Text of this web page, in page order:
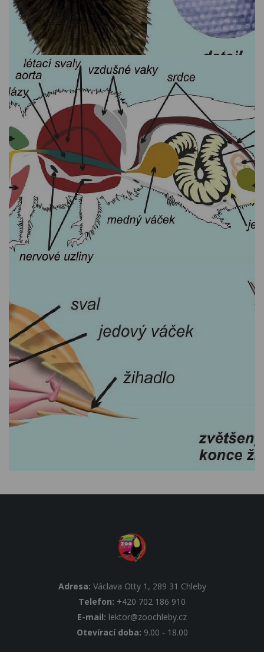
Adresa: Václava Otty 1, 289 31 Chleby
Telefon: +420 702 186 910
E-mail: lektor@zoochleby.cz
Otevírací doba: 9.00 - 18.00